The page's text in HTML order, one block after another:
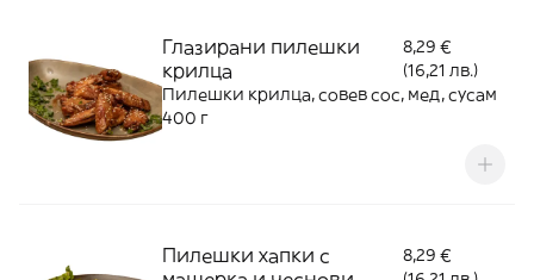
Глазирани пилешки
крилца
8,29 €
(16,21 лв.)
Пилешки крилца, совев сос, мед, сусам
400 г
Пилешки хапки с
8,29 €